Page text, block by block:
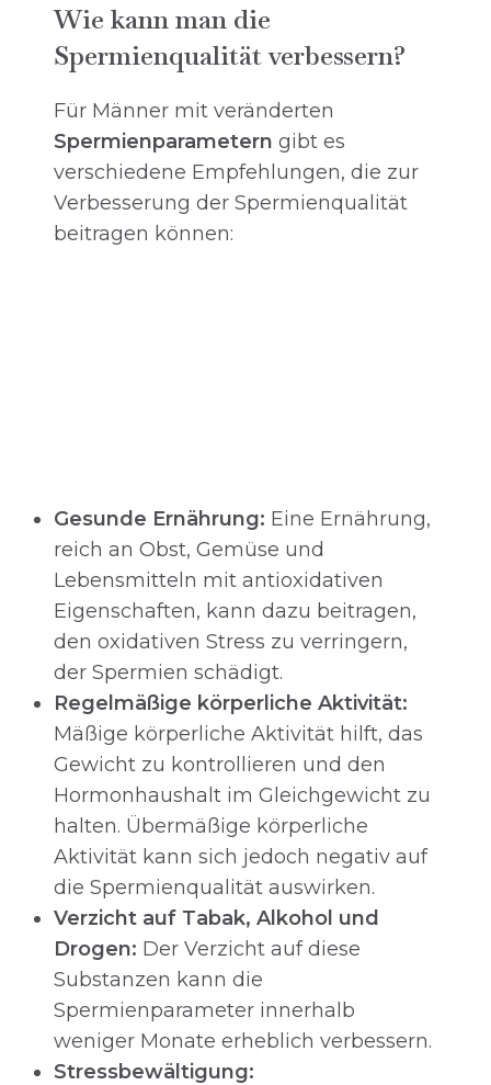
Wie kann man die
Spermienqualität verbessern?
Für Männer mit veränderten
Spermienparametern gibt es
verschiedene Empfehlungen, die zur
Verbesserung der Spermienqualität
beitragen können:
Gesunde Ernährung: Eine Ernährung,
reich an Obst, Gemüse und
Lebensmitteln mit antioxidativen
Eigenschaften, kann dazu beitragen,
den oxidativen Stress zu verringern,
der Spermien schädigt.
Regelmäßige körperliche Aktivität:
Mäßige körperliche Aktivität hilft, das
Gewicht zu kontrollieren und den
Hormonhaushalt im Gleichgewicht zu
halten. Übermäßige körperliche
Aktivität kann sich jedoch negativ auf
die Spermienqualität auswirken.
Verzicht auf Tabak, Alkohol und
Drogen: Der Verzicht auf diese
Substanzen kann die
Spermienparameter innerhalb
weniger Monate erheblich verbessern.
Stressbewältigung: